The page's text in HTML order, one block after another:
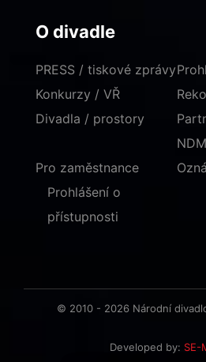
O divadle
PRESS / tiskové zprávy
Konkurzy / VŘ
Divadla / prostory
NDM
Pro zaměstnance
Prohlášení o
přístupnosti
© 2010 - 2026 Národní
Developed by: SE-